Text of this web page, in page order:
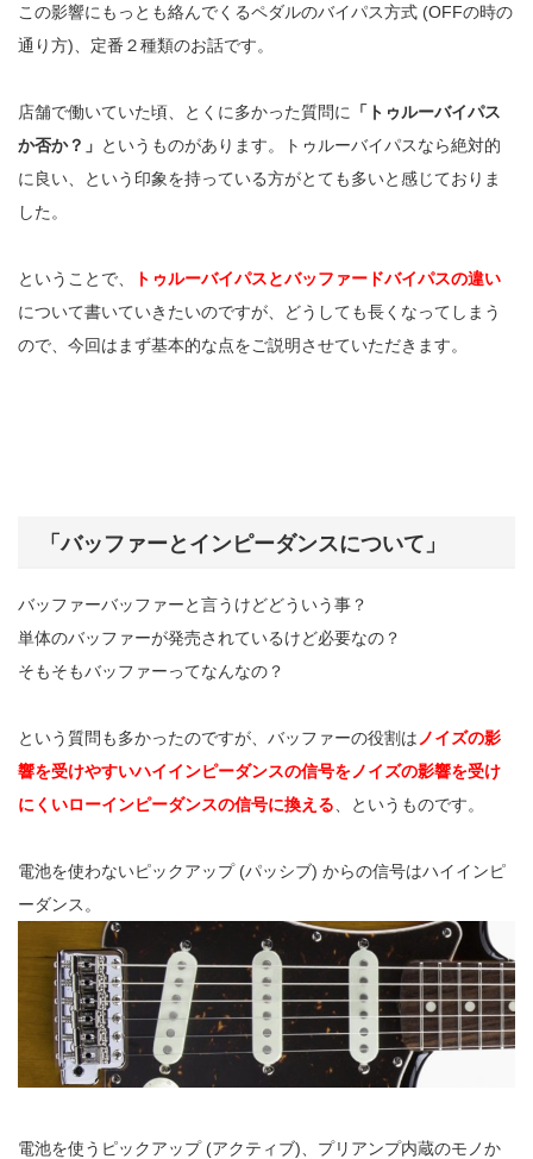
この影響にもっとも絡んでくるペダルのバイパス方式 (OFFの時の
通り方)、定番２種類のお話です。
店舗で働いていた頃、とくに多かった質問に
「トゥルーバイパス
か否か？」 というものがあります。トゥルーバイパスなら絶対的
に良い、という印象を持っている方がとても多いと感じておりま
した。
ということで、
トゥルーバイパスとバッファードバイパスの違い
について書いていきたいのですが、どうしても長くなってしまう
ので、今回はまず基本的な点をご説明させていただきます。
「バッファーとインピーダンスについて」
バッファーバッファーと言うけどどういう事？
単体のバッファーが発売されているけど必要なの？
そもそもバッファーってなんなの？
という質問も多かったのですが、バッファーの役割は ノイズの影
響を受けやすいハイインピーダンスの信号をノイズの影響を受け
にくいローインピーダンスの信号に換える 、というものです。
電池を使わないピックアップ (パッシブ) からの信号はハイインピ
ーダンス。
電池を使うピックアップ (アクティブ)、プリアンプ内蔵のモノか